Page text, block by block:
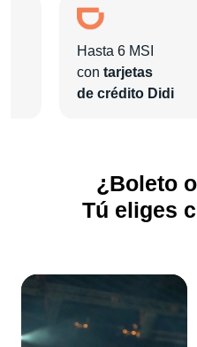
Hasta 6 MSI
con tarjetas
de crédito Didi
¿Boleto
Tú eliges